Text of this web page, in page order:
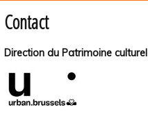
Contact
Direction du Patrimoine culturel